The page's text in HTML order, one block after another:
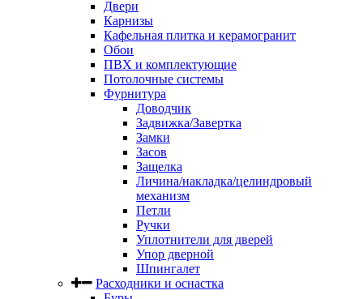
Двери
Карнизы
Кафельная плитка и керамогранит
Обои
ПВХ и комплектующие
Потолочные системы
Фурнитура
Доводчик
Задвижка/Завертка
Замки
Засов
Защелка
Личина/накладка/целиндровый
механизм
Петли
Ручки
Уплотнители для дверей
Упор дверной
Шпингалет
Расходники и оснастка